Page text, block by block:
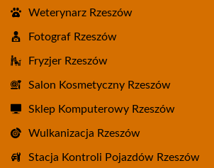
Weterynarz Rzeszów
Fotograf Rzeszów
Fryzjer Rzeszów
Salon Kosmetyczny Rzeszów
Sklep Komputerowy Rzeszów
Wulkanizacja Rzeszów
Stacja Kontroli Pojazdów Rzeszów